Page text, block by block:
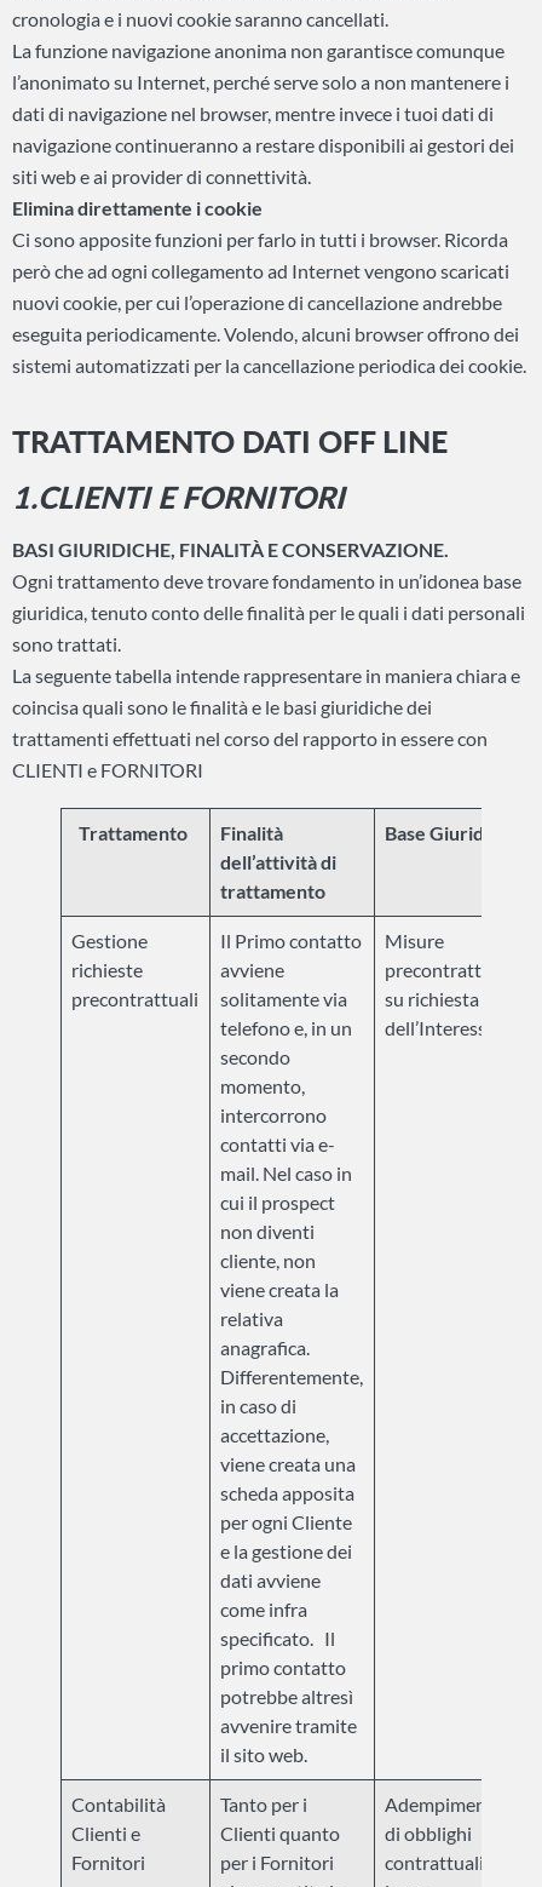
cronologia e i nuovi cookie saranno cancellati.
La funzione navigazione anonima non garantisce comunque
l’anonimato su Internet, perché serve solo a non mantenere i
dati di navigazione nel browser, mentre invece i tuoi dati di
navigazione continueranno a restare disponibili ai gestori dei
siti web e ai provider di connettività.
Elimina direttamente i cookie
Ci sono apposite funzioni per farlo in tutti i browser. Ricorda
però che ad ogni collegamento ad Internet vengono scaricati
nuovi cookie, per cui l’operazione di cancellazione andrebbe
eseguita periodicamente. Volendo, alcuni browser offrono dei
sistemi automatizzati per la cancellazione periodica dei cookie.
TRATTAMENTO DATI OFF LINE
1.CLIENTI E FORNITORI
BASI GIURIDICHE, FINALITÀ E CONSERVAZIONE.
Ogni trattamento deve trovare fondamento in un’idonea base
giuridica, tenuto conto delle finalità per le quali i dati personali
sono trattati.
La seguente tabella intende rappresentare in maniera chiara e
coincisa quali sono le finalità e le basi giuridiche dei
trattamenti effettuati nel corso del rapporto in essere con
CLIENTI e FORNITORI
Trattamento
Finalità
dell’attività di
trattamento
Base Giuridica
Gestione
richieste
precontrattuali
Il Primo contatto
avviene
solitamente via
telefono e, in un
secondo
momento,
intercorrono
contatti via e-
mail. Nel caso in
cui il prospect
non diventi
cliente, non
viene creata la
relativa
anagrafica.
Differentemente,
in caso di
accettazione,
viene creata una
scheda apposita
per ogni Cliente
e la gestione dei
dati avviene
come infra
specificato. Il
primo contatto
potrebbe altresì
avvenire tramite
il sito web.
Misure
precontrattuali
su richiesta
dell’Interessato.
Contabilità
Clienti e
Fornitori
Tanto per i
Clienti quanto
per i Fornitori
Adempimento
di obblighi
contrattuali e di